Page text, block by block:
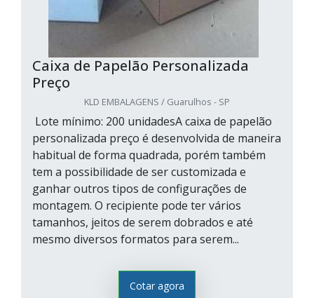
Caixa de Papelão Personalizada
Preço
KLD EMBALAGENS / Guarulhos - SP
Lote mínimo: 200 unidadesA caixa de papelão
personalizada preço é desenvolvida de maneira
habitual de forma quadrada, porém também
tem a possibilidade de ser customizada e
ganhar outros tipos de configurações de
montagem. O recipiente pode ter vários
tamanhos, jeitos de serem dobrados e até
mesmo diversos formatos para serem...
Cotar agora